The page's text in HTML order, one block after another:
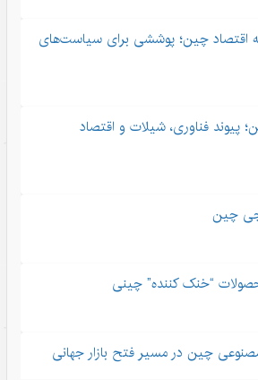
اقتصاد چین؛ پوششی برای سیاست‌های
پیوند فناوری، شیلات و اقتصاد
چین
“خنک کننده” چینی
چین در مسیر فتح بازار جهانی